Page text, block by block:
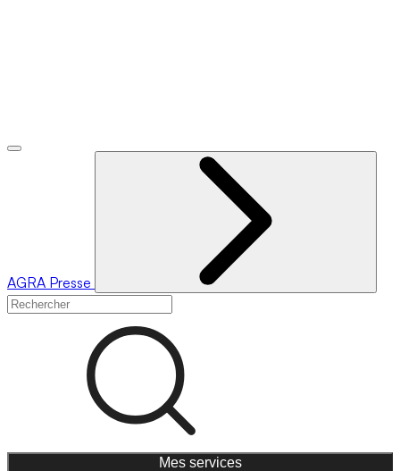
AGRA Presse
Mes services